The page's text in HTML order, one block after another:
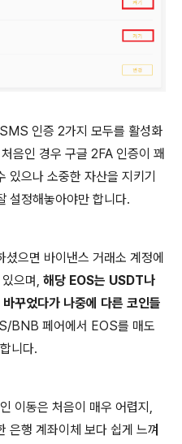
인증 2가지 모두를 활성화
음인 경우 구글 2FA 인증이 꽤
있으나 소중한 자산을 지키기
설정해놓아야만 합니다.
으면 바이낸스 거래소 계정에
으며, 해당 EOS는 USDT나
꾸었다가 나중에 다른 코인들
BNB 페어에서 EOS를 매도
니다.
이동은 처음이 매우 어렵지,
은행 계좌이체 보다 쉽게 느껴